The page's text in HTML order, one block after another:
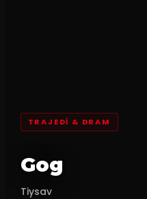
TRAJEDI & DRAM
Gog
Tiysav